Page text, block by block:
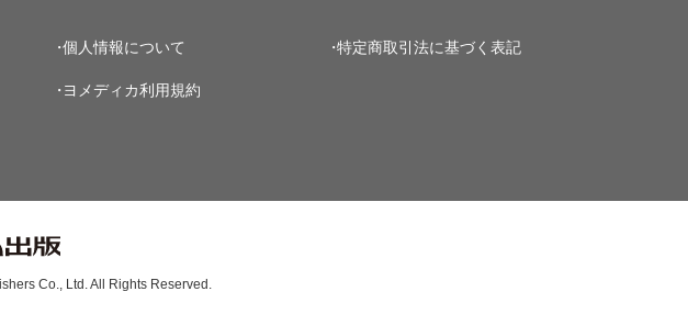
個人情報について 特定商取引法に基づく表記
ヨメディカ利用規約
Co., Ltd. All Rights Reserved.